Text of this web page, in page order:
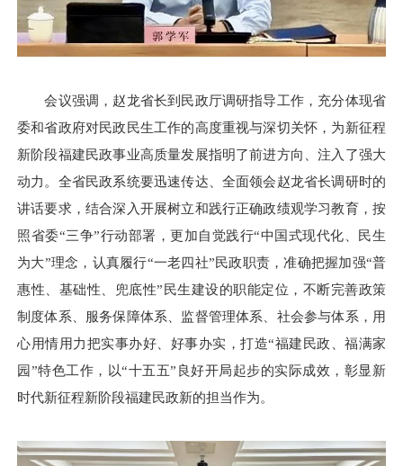
会议强调，赵龙省长到民政厅调研指导工作，充分体现省
委和省政府对民政民生工作的高度重视与深切关怀，为新征程
新阶段福建民政事业高质量发展指明了前进方向、注入了强大
动力。全省民政系统要迅速传达、全面领会赵龙省长调研时的
讲话要求，结合深入开展树立和践行正确政绩观学习教育，按
照省委“三争”行动部署，更加自觉践行“中国式现代化、民生
为大”理念，认真履行“一老四社”民政职责，准确把握加强“普
惠性、基础性、兜底性”民生建设的职能定位，不断完善政策
制度体系、服务保障体系、监督管理体系、社会参与体系，用
心用情用力把实事办好、好事办实，打造“福建民政、福满家
园”特色工作，以“十五五”良好开局起步的实际成效，彰显新
时代新征程新阶段福建民政新的担当作为。